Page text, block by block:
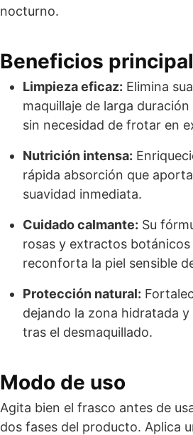
nocturno.
Beneficios
Limpieza eficaz: Elimina
maquillaje de larga
sin necesidad de frotar en
Nutrición intensa:
rápida absorción que
suavidad inmediata.
Cuidado calmante: Su
rosas y extractos
reconforta la piel sensible
Protección natural:
dejando la zona hidratada
tras el desmaquillado.
Modo de uso
Agita bien el frasco antes de
dos fases del producto. Aplica